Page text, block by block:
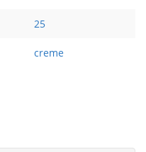
25
creme